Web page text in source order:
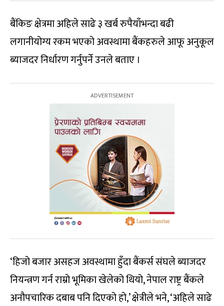
बैंकिङ क्षेत्रमा अहिले साढे ३ खर्ब रुपैयाँभन्दा बढी
लगानीयोग्य रकम भएको अवस्थामा बैंकहरुले आफू अनुकूल
ब्याजदर निर्धारण गर्नुपर्ने उनले बताए ।
‘हिजो बजार असहज अवस्थामा हुँदा बैंकर्स संघले ब्याजदर
नियन्त्रण गर्न राम्रो भूमिका खेलेको थियो, नेपाल राष्ट्र बैंकले
अनौपचारिक दबाब पनि दिएको हो,’ क्षेत्रीले भने, ‘अहिले साढे